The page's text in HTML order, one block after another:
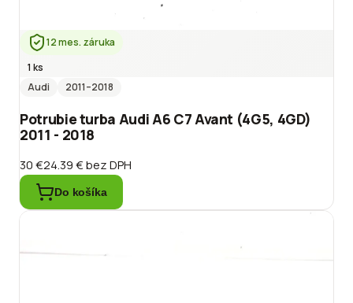
12 mes. záruka
1 ks
Audi
2011–2018
Potrubie turba Audi A6 C7 Avant (4G5, 4GD)
2011 - 2018
30 €24.39 €bez DPH
Do košíka